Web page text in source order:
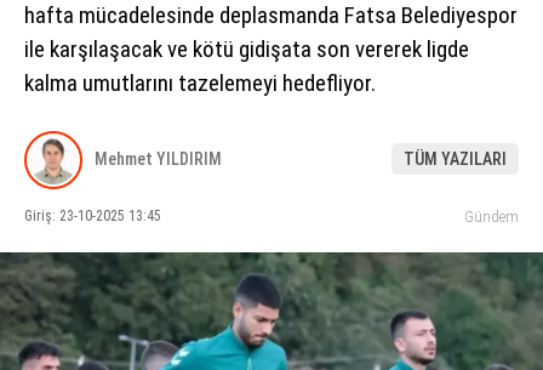
WhatsApp İhbar Hattı
Facebook
YAŞAM
EĞITIM
SAĞLIK
KÜLTÜR SANAT
hafta mücadelesinde deplasmanda Fatsa Belediyespor
ile karşılaşacak ve kötü gidişata son vererek ligde
kalma umutlarını tazelemeyi hedefliyor.
Mehmet YILDIRIM TÜM YAZILARI
Giriş: 23-10-2025 13:45 Gündem